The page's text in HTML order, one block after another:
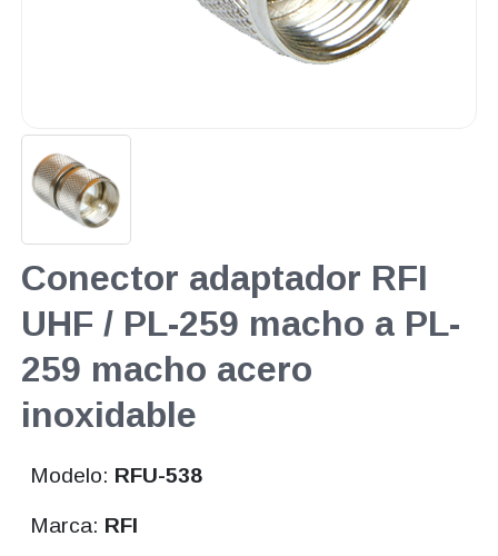
Conector adaptador RFI
UHF / PL-259 macho a PL-
259 macho acero
inoxidable
Modelo: RFU-538
Marca: RFI